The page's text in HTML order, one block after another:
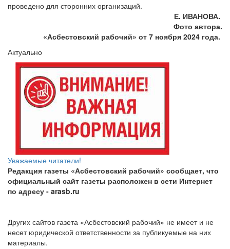
проведено для сторонних организаций.
Е. ИВАНОВА.
Фото автора.
«Асбестовский рабочий» от 7 ноября 2024 года.
Актуально
Уважаемые читатели!
Редакция газеты «Асбестовский рабочий» сообщает, что
официальный сайт газеты расположен в сети Интернет
по адресу - arasb.ru
Других сайтов газета «Асбестовский рабочий» не имеет и не
несет юридической ответственности за публикуемые на них
материалы.